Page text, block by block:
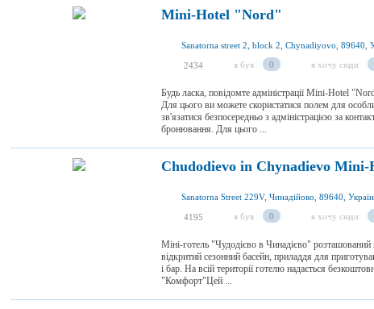
Mini-Hotel "Nord"
Sanatorna street 2, block 2, Chynadiyovo, 89640,
2434 я був 0 я хочу сюди
Будь ласка, повідомте адміністрації Mini-Hotel
Для цього ви можете скористатися полем для
зв'язатися безпосередньо з адміністрацією за
бронювання. Для цього ...
Chudodievo in Chynadievo Mini-
Sanatorna Street 229V, Чинадійово, 89640,
4195 я був 0 я хочу сюди
Міні-готель "Чудодієво в Чинадієво" розташований
відкритий сезонний басейн, приладдя для
і бар. На всій території готелю надається
"Комфорт"Цей ...